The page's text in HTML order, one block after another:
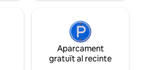
Aparcament
gratuït al recinte